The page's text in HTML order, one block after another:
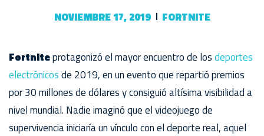
NOVIEMBRE 17, 2019 FORTNITE
Fortniteprotagonizó el mayor encuentro de losdeportes
electrónicosde 2019, en un evento que repartió premios
por 30 millones de dólares y consiguió altísima visibilidad a
nivel mundial. Nadie imaginó que el videojuego de
supervivencia iniciaría un vínculo con el deporte real, aquel